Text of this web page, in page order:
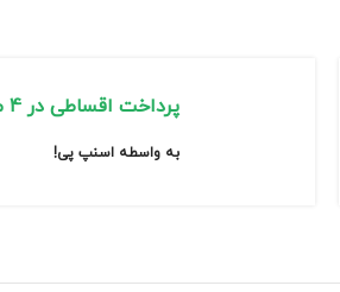
پرداخت اقساطی در 4 ماه
به واسطه اسنپ پی!